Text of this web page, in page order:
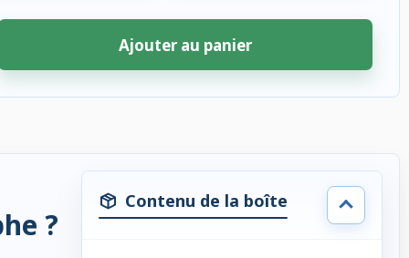
Ajouter au panier
?
Contenu de la boîte